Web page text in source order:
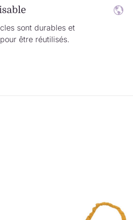
sont durables et
être réutilisés.